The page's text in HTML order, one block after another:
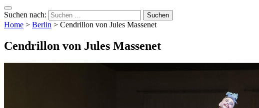
Suchen nach:
Home > Berlin > Cendrillon von Jules Massenet
Cendrillon von Jules Massenet